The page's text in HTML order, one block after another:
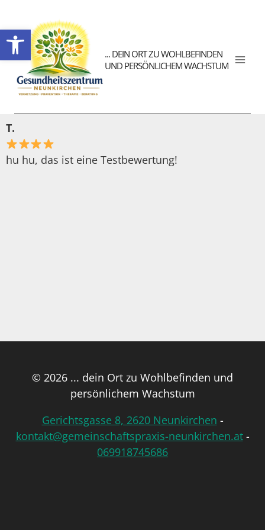
Werkzeugleiste öffnen
... DEIN ORT ZU WOHLBEFINDEN
UND PERSÖNLICHEM WACHSTUM
T.
hu hu, das ist eine Testbewertung!
© 2026 ... dein Ort zu Wohlbefinden und
persönlichem Wachstum
Gerichtsgasse 8, 2620 Neunkirchen -
kontakt@gemeinschaftspraxis-neunkirchen.at-
069918745686